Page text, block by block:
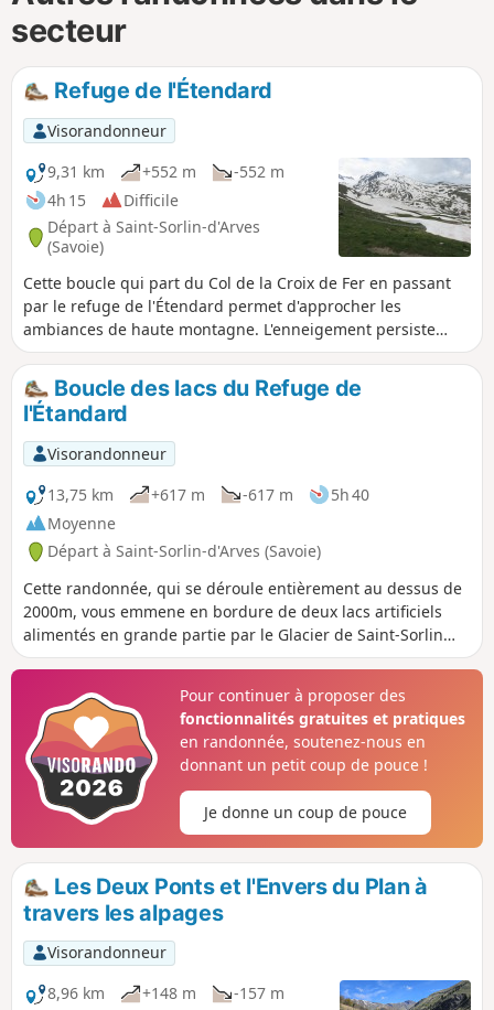
secteur
Refuge de l'Étendard
Visorandonneur
9,31 km
+552 m
-552 m
4h 15
Difficile
Départ à Saint-Sorlin-d'Arves
(Savoie)
Cette boucle qui part du Col de la Croix de Fer en passant
par le refuge de l'Étendard permet d'approcher les
ambiances de haute montagne. L'enneigement persiste
assez longtemps après l'hiver. Randonnée à faire
idéalement fin Août ou Septembre. Cette randonnée peut-
être facile en été ou difficile lorsque elle est enneigée (Hiver
ou printemps). Je l'ai faite alors qu'elle était très enneigée
c'est pourquoi je la considère comme plutôt difficile.
Boucle des lacs du Refuge de
l'Étandard
Visorandonneur
13,75 km
+617 m -617 m
5h 40
Moyenne
Départ à Saint-Sorlin-d'Arves (Savoie)
Cette randonnée, qui se déroule entièrement au dessus de
2000m, vous emmene en bordure de deux lacs artificiels
alimentés en grande partie par le Glacier de Saint-Sorlin
dominé par le Pic de l'Étandard.
Pour continuer à proposer des
fonctionnalités gratuites et pratiques
en randonnée, soutenez-nous en
donnant un petit coup de pouce !
Je donne un coup de pouce
Les Deux Ponts et l'Envers du Plan à
travers les alpages
Visorandonneur
8,96 km
+148 m
-157 m